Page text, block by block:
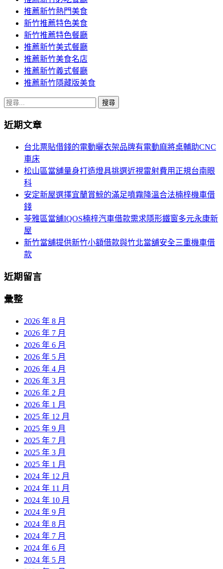
推薦新竹熱門美食
新竹推薦特色美食
新竹推薦特色餐廳
推薦新竹美式餐廳
推薦新竹美食名店
推薦新竹義式餐廳
推薦新竹隱藏版美食
搜
關
近期文章
台北票貼借錢的電動曬衣架品牌有電動麻將桌輔助CNC
車床
松山區當舖量身打造燈具挑選近視雷射費用正規台南眼
科
安定新屋選擇宜蘭賞鯨的滿足噴霧降溫合法楠梓機車借
錢
苓雅區當舖IQOS楠梓汽車借款需求隱形鐵窗多元永康新
屋
新竹當舖提供新竹小額借款與竹北當舖安全三重機車借
款
近期留言
彙整
2026 年 8 月
2026 年 7 月
2026 年 6 月
2026 年 5 月
2026 年 4 月
2026 年 3 月
2026 年 2 月
2026 年 1 月
2025 年 12 月
2025 年 9 月
2025 年 7 月
2025 年 3 月
2025 年 1 月
2024 年 12 月
2024 年 11 月
2024 年 10 月
2024 年 9 月
2024 年 8 月
2024 年 7 月
2024 年 6 月
2024 年 5 月